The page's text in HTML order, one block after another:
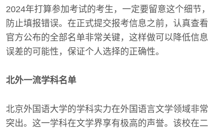
2024年打算参加考试的考生，一定要留意这个细节，
防止填报错误。在正式提交报考信息之前，认真查看
官方公布的全部名单非常关键，这样做可以降低信息
误差的可能性，保证个人选择的正确性。
北外一流学科名单
北京外国语大学的学科实力在外国语言文学领域非常
突出。这一学科在文学界享有极高的声誉。该校在二